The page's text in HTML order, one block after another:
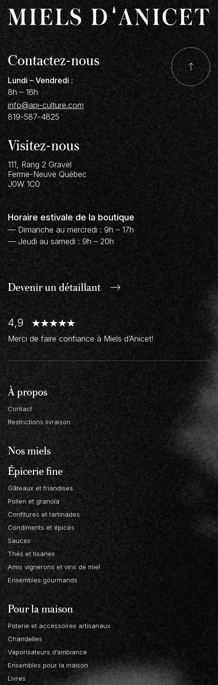
À propos
Contact
Restrictions livraison
Nos miels
Épicerie fine
Gâteaux et friandises
Pollen et granola
Confitures et tartinades
Condiments et épices
Sauces
Thés et tisanes
Amis vignerons et vins de miel
Ensembles gourmands
Pour la maison
Poterie et accessoires artisanaux
Chandelles
Vaporisateurs d’ambiance
Ensembles pour la maison
Livres
Contactez-nous
Lundi – Vendredi :
8h – 16h
info@api-culture.com
819-587-4825
Visitez-nous
111, Rang 2 Gravel
Ferme-Neuve Québec
J0W 1C0
Horaire estivale de la boutique
— Dimanche au mercredi : 9h – 17h
— Jeudi au samedi : 9h – 20h
Devenir undétaillant
4,9
Merci de faire confiance à Miels d’Anicet!